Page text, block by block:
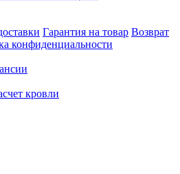
Гарантия на товар Возврат
конфиденциальности
кровли